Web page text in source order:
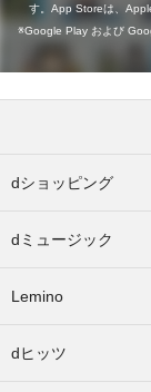
す。App Storeは、
Google Play および
dショッピング
dミュージック
Lemino
dヒッツ